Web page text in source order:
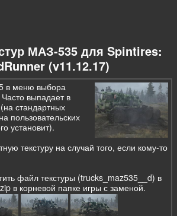
МАЗ-535 для Spintires:
(v11.12.17)
в меню выбора
выпадает в
стандартных
пользовательских
установит).
текстуру на случай того, если кому-то
файл текстуры (trucks_maz535__d) в
в корневой папке игры с заменой.